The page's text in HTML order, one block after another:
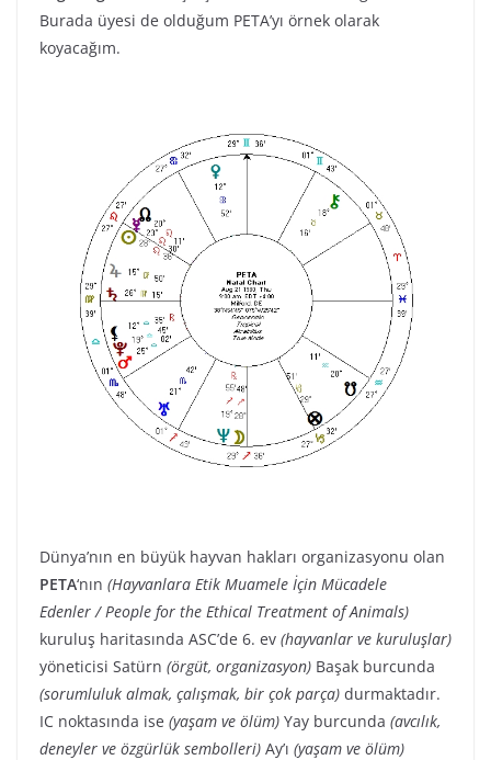
Burada üyesi de olduğum PETA’yı örnek olarak
koyacağım.
Dünya’nın en büyük hayvan hakları organizasyonu olan
PETA‘nın (Hayvanlara Etik Muamele İçin Mücadele
Edenler / People for the Ethical Treatment of Animals)
kuruluş haritasında ASC’de 6. ev (hayvanlar ve kuruluşlar)
yöneticisi Satürn (örgüt, organizasyon) Başak burcunda
(sorumluluk almak, çalışmak, bir çok parça) durmaktadır.
IC noktasında ise (yaşam ve ölüm) Yay burcunda (avcılık,
deneyler ve özgürlük sembolleri) Ay’ı (yaşam ve ölüm)